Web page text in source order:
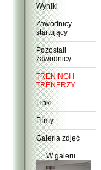
Wyniki
Zawodnicy
startujący
Pozostali
zawodnicy
TRENINGI I
TRENERZY
Linki
Filmy
Galeria zdjęć
W galerii...